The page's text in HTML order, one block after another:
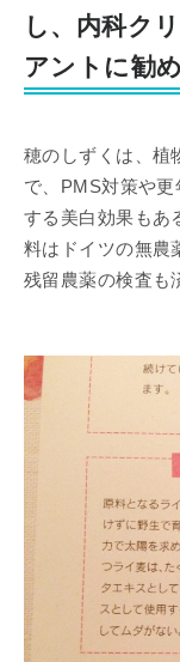
し、内科ク
アントに勧
穂のしずくは、植
で、PMS対策や
する美白効果もあ
料はドイツの無農
残留農薬の検査も